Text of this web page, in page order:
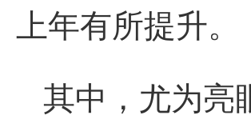
上年有所提升。
其中，尤为亮